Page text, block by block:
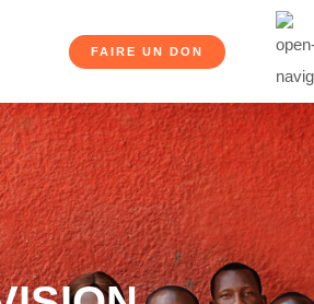
FAIRE UN DON